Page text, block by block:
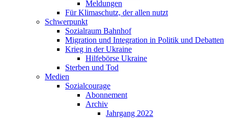
Meldungen
Für Klimaschutz, der allen nutzt
Schwerpunkt
Sozialraum Bahnhof
Migration und Integration in Politik und Debatten
Krieg in der Ukraine
Hilfebörse Ukraine
Sterben und Tod
Medien
Sozialcourage
Abonnement
Archiv
Jahrgang 2022